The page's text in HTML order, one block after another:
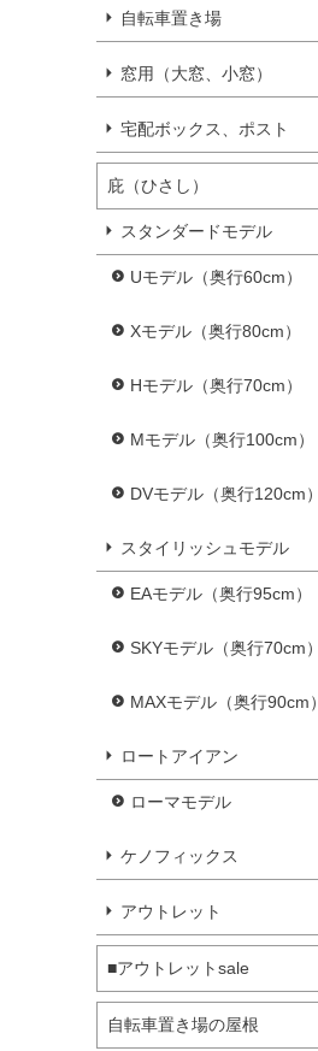
自転車置き場
窓用（大窓、小窓）
宅配ボックス、ポスト
庇（ひさし）
スタンダードモデル
Uモデル（奥行60cm）
Xモデル（奥行80cm）
Hモデル（奥行70cm）
Mモデル（奥行100cm）
DVモデル（奥行120cm）
スタイリッシュモデル
EAモデル（奥行95cm）
SKYモデル（奥行70cm）
MAXモデル（奥行90cm）
ロートアイアン
ローマモデル
ケノフィックス
アウトレット
■アウトレットsale
自転車置き場の屋根